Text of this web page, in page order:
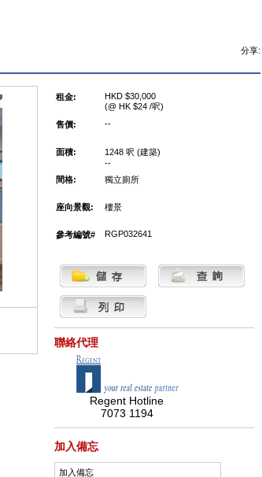
分享:
租金:
HKD $30,000
(@ HK $24 /呎)
售價:
--
面積:
1248 呎 (建築)
--
間格:
獨立廁所
座向景觀: 樓景
參考編號# RGP032641
聯絡代理
Regent Hotline
7073 1194
加入備忘
加入備忘